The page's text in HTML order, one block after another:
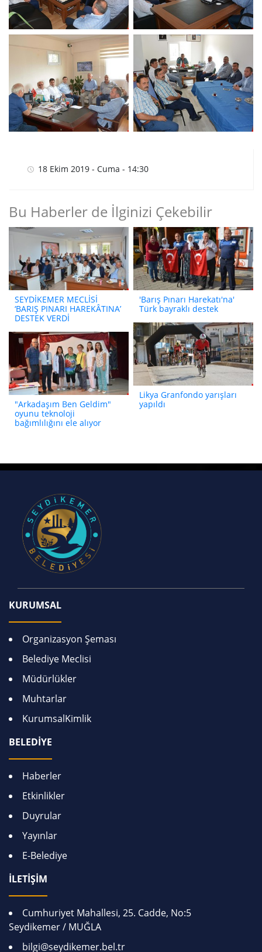
18 Ekim 2019 - Cuma - 14:30
Bu Haberler de İlginizi Çekebilir
SEYDİKEMER MECLİSİ
‘BARIŞ PINARI HAREKÂTINA’
DESTEK VERDİ
'Barış Pınarı Harekatı'na'
Türk bayraklı destek
Likya Granfondo yarışları
yapıldı
"Arkadaşım Ben Geldim"
oyunu teknoloji
bağımlılığını ele alıyor
KURUMSAL
Organizasyon Şeması
Belediye Meclisi
Müdürlükler
Muhtarlar
KurumsalKimlik
BELEDİYE
Haberler
Etkinlikler
Duyrular
Yayınlar
E-Belediye
İLETİŞİM
Cumhuriyet Mahallesi, 25. Cadde, No:5
Seydikemer / MUĞLA
bilgi@seydikemer.bel.tr